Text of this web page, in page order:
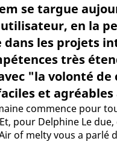
se targue
en la
dans les projets
très
"la volonté
et agréables
commence pour
pour Delphine Le
of melty vous a parlé